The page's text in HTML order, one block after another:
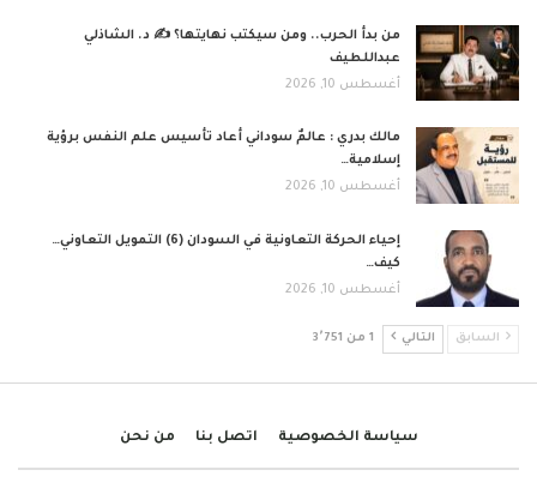
من بدأ الحرب.. ومن سيكتب نهايتها؟ ✍️ د. الشاذلي
عبداللطيف
أغسطس 10, 2026
مالك بدري : عالمٌ سوداني أعاد تأسيس علم النفس برؤية
إسلامية…
أغسطس 10, 2026
إحياء الحركة التعاونية في السودان (6) التمويل التعاوني…
كيف…
أغسطس 10, 2026
السابق التالي 1 من 3٬751
سياسة الخصوصية اتصل بنا من نحن